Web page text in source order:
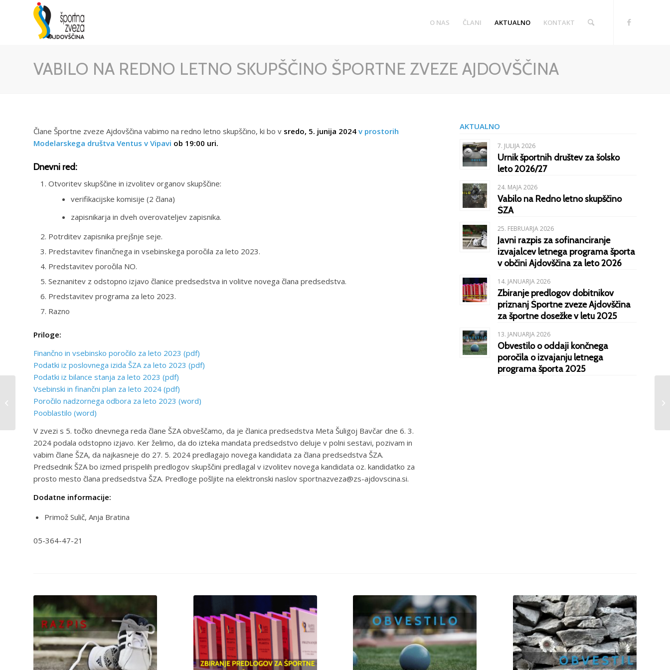
O NAS ČLANI AKTUALNO KONTAKT
VABILO NA REDNO LETNO SKUPŠČINO ŠPORTNE ZVEZE AJDOVŠČINA
Člane Športne zveze Ajdovščina vabimo na redno letno skupščino, ki bo v sredo, 5. junija 2024 v prostorih
Modelarskega društva Ventus v Vipavi ob 19:00 uri.
Dnevni red:
Otvoritev skupščine in izvolitev organov skupščine:
verifikacijske komisije (2 člana)
zapisnikarja in dveh overovateljev zapisnika.
Potrditev zapisnika prejšnje seje.
Predstavitev finančnega in vsebinskega poročila za leto 2023.
Predstavitev poročila NO.
Seznanitev z odstopno izjavo članice predsedstva in volitve novega člana predsedstva.
Predstavitev programa za leto 2023.
Razno
Priloge:
Finančno in vsebinsko poročilo za leto 2023 (pdf)
Podatki iz poslovnega izida ŠZA za leto 2023 (pdf)
Podatki iz bilance stanja za leto 2023 (pdf)
Vsebinski in finančni plan za leto 2024 (pdf)
Poročilo nadzornega odbora za leto 2023 (word)
Pooblastilo (word)
V zvezi s 5. točko dnevnega reda člane ŠZA obveščamo, da je članica predsedstva Meta Šuligoj Bavčar dne 6. 3.
2024 podala odstopno izjavo. Ker želimo, da do izteka mandata predsedstvo deluje v polni sestavi, pozivam in
vabim člane ŠZA, da najkasneje do 27. 5. 2024 predlagajo novega kandidata za člana predsedstva ŠZA.
Predsednik ŠZA bo izmed prispelih predlogov skupščini predlagal v izvolitev novega kandidata oz. kandidatko za
prosto mesto člana predsedstva ŠZA. Predloge pošljite na elektronski naslov sportnazveza@zs-ajdovscina.si.
Dodatne informacije:
Primož Sulič, Anja Bratina
05-364-47-21
AKTUALNO
7. JULIJA 2026
Urnik športnih društev za šolsko
leto 2026/27
24. MAJA 2026
Vabilo na Redno letno skupščino
ŠZA
25. FEBRUARJA 2026
Javni razpis za sofinanciranje
izvajalcev letnega programa športa
v občini Ajdovščina za leto 2026
14. JANUARJA 2026
Zbiranje predlogov dobitnikov
priznanj Športne zveze Ajdovščina
za športne dosežke v letu 2025
13. JANUARJA 2026
Obvestilo o oddaji končnega
poročila o izvajanju letnega
programa športa 2025
Podaljšanje roka za
oddajo vlog javnega
razpisa letnega
programa športa za...